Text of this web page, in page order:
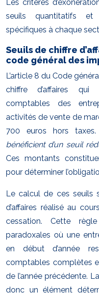
Les critères
seuils quantitatifs et
spécifiques à chaque
Seuils de chiffre
code général des
L’article 8 du Code
chiffre d’affaires qui
comptables des
activités de vente de
700 euros hors taxes.
bénéficient d’un seuil
Ces montants
pour déterminer
Le calcul de ces seuils
d’affaires réalisé au
cessation. Cette
paradoxales où une
en début d’année
comptables complètes
de l’année précédente.
donc un élément